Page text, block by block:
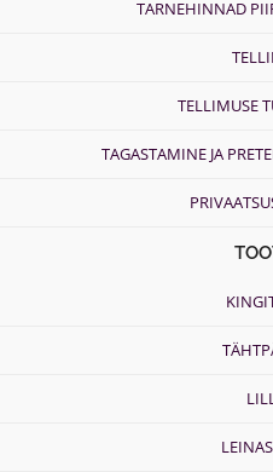
TARNEHINNAD
TELLIMUSE
TAGASTAMINE JA